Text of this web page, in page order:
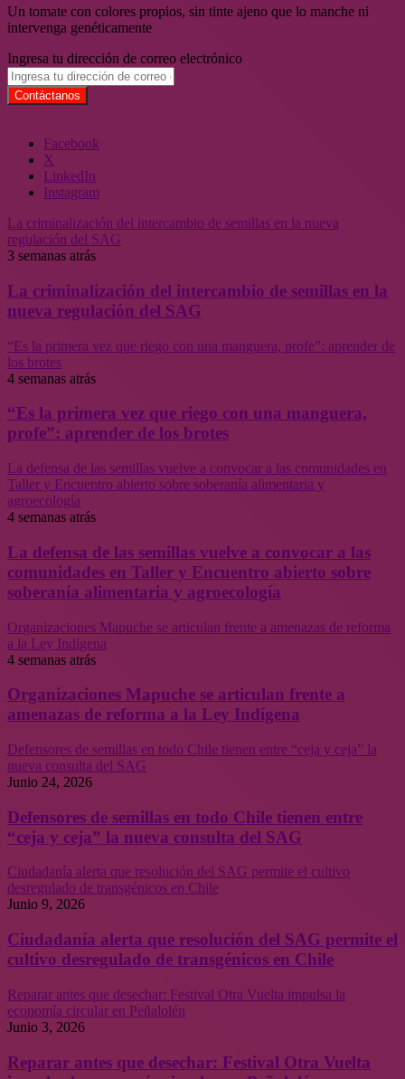
Un tomate con colores propios, sin tinte ajeno que lo manche ni
intervenga genéticamente
Ingresa tu dirección de correo electrónico
Facebook
X
LinkedIn
Instagram
La criminalización del intercambio de semillas en la nueva
regulación del SAG
3 semanas atrás
La criminalización del intercambio de semillas en la
nueva regulación del SAG
“Es la primera vez que riego con una manguera, profe”: aprender de
los brotes
4 semanas atrás
“Es la primera vez que riego con una manguera,
profe”: aprender de los brotes
La defensa de las semillas vuelve a convocar a las comunidades en
Taller y Encuentro abierto sobre soberanía alimentaria y
agroecología
4 semanas atrás
La defensa de las semillas vuelve a convocar a las
comunidades en Taller y Encuentro abierto sobre
soberanía alimentaria y agroecología
Organizaciones Mapuche se articulan frente a amenazas de reforma
a la Ley Indígena
4 semanas atrás
Organizaciones Mapuche se articulan frente a
amenazas de reforma a la Ley Indígena
Defensores de semillas en todo Chile tienen entre “ceja y ceja” la
nueva consulta del SAG
Junio 24, 2026
Defensores de semillas en todo Chile tienen entre
“ceja y ceja” la nueva consulta del SAG
Ciudadanía alerta que resolución del SAG permite el cultivo
desregulado de transgénicos en Chile
Junio 9, 2026
Ciudadanía alerta que resolución del SAG permite el
cultivo desregulado de transgénicos en Chile
Reparar antes que desechar: Festival Otra Vuelta impulsa la
economía circular en Peñalolén
Junio 3, 2026
Reparar antes que desechar: Festival Otra Vuelta